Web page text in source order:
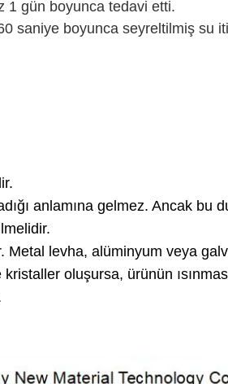
1 gün boyunca tedavi etti.
saniye boyunca seyreltilmiş su
anlamına gelmez. Ancak bu
Metal levha, alüminyum veya
kristaller oluşursa, ürünün